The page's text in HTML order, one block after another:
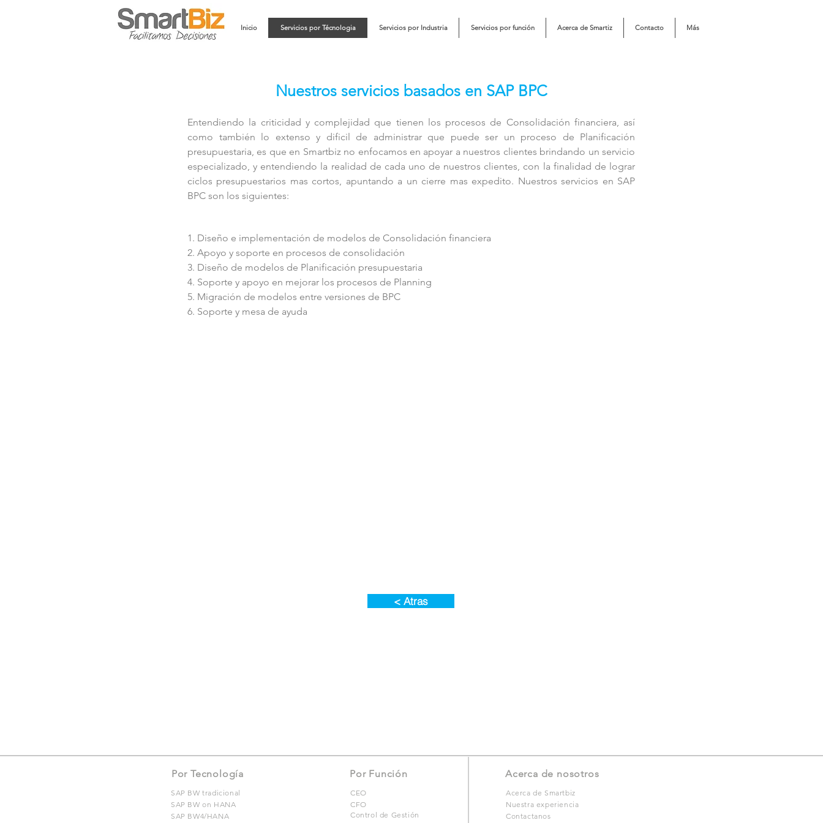
Inicio Servicios por Técnologia Servicios por Industria Servicios por función Acerca de Smartiz Contacto Más
Nuestros servicios basados en SAP BPC
Entendiendo la criticidad y complejidad que tienen los procesos de Consolidación financiera, así
como también lo extenso y dificil de administrar que puede ser un proceso de Planificación
presupuestaria, es que en Smartbiz no enfocamos en apoyar a nuestros clientes brindando un servicio
especializado, y entendiendo la realidad de cada uno de nuestros clientes, con la finalidad de lograr
ciclos presupuestarios mas cortos, apuntando a un cierre mas expedito. Nuestros servicios en SAP
BPC son los siguientes:
1. Diseño e implementación de modelos de Consolidación financiera
2. Apoyo y soporte en procesos de consolidación
3. Diseño de modelos de Planificación presupuestaria
4. Soporte y apoyo en mejorar los procesos de Planning
5. Migración de modelos entre versiones de BPC
6. Soporte y mesa de ayuda
< Atras
Por Tecnología
SAP BW tradicional
SAP BW on HANA
SAP BW4/HANA
Por Función
CEO
CFO
Control de Gestión
Acerca de nosotros
Acerca de Smartbiz
Nuestra experiencia
Contactanos